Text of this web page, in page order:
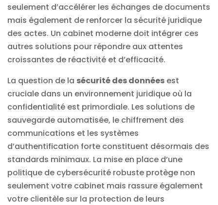
seulement d’accélérer les échanges de documents
mais également de renforcer la sécurité juridique
des actes. Un cabinet moderne doit intégrer ces
autres solutions pour répondre aux attentes
croissantes de réactivité et d’efficacité.
La question de la sécurité des données est
cruciale dans un environnement juridique où la
confidentialité est primordiale. Les solutions de
sauvegarde automatisée, le chiffrement des
communications et les systèmes
d’authentification forte constituent désormais des
standards minimaux. La mise en place d’une
politique de cybersécurité robuste protège non
seulement votre cabinet mais rassure également
votre clientèle sur la protection de leurs